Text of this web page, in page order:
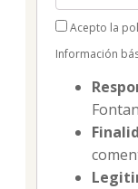
Acepto la
Información